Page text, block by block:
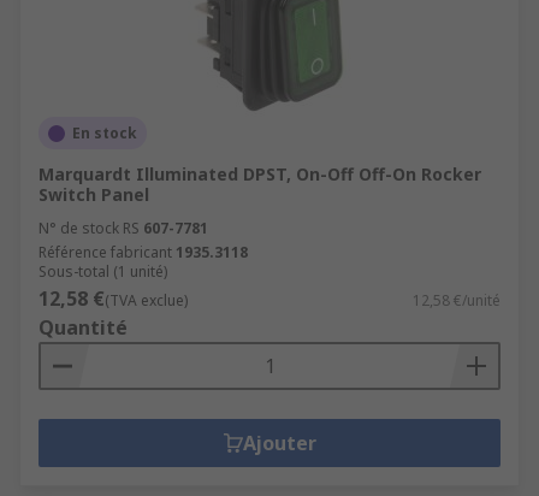
En stock
Marquardt Illuminated DPST, On-Off Off-On Rocker
Switch Panel
N° de stock RS 607-7781
Référence fabricant 1935.3118
Sous-total (1 unité)
12,58 €(TVA exclue) 12,58 €/unité
Quantité
Ajouter